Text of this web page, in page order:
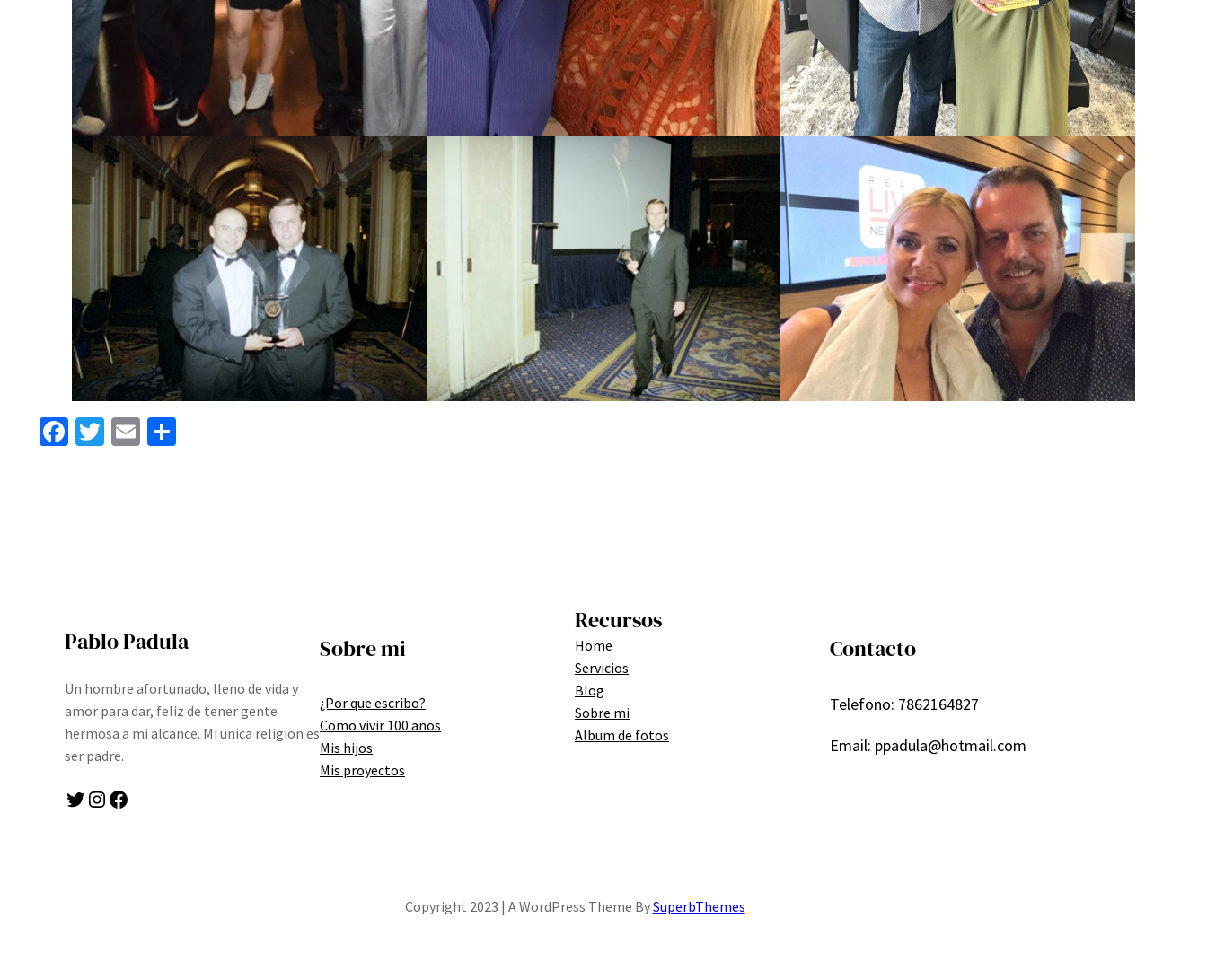
Facebook
Twitter
Email
Pablo Padula
Un hombre afortunado, lleno de vida y
amor para dar, feliz de tener gente
hermosa a mi alcance. Mi unica religion es
ser padre.
Twitter Instagram Facebook
Sobre mi
¿Por que escribo?
Como vivir 100 años
Mis hijos
Mis proyectos
Recursos
Home
Servicios
Blog
Sobre mi
Album de fotos
Contacto
Telefono: 7862164827
Email: ppadula@hotmail.com
Copyright 2023 | A WordPress Theme BySuperbThemes